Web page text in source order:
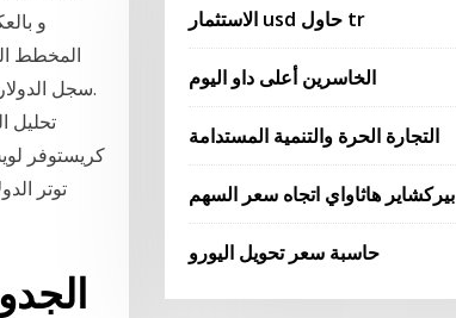
المخطط
سجل
توتر
الاستثمار usd حاول tr
الخاسرين أعلى داو اليوم
التجارة الحرة والتنمية المستدامة
بيركشاير هاثاواي اتجاه سعر السهم
حاسبة سعر تحويل اليورو